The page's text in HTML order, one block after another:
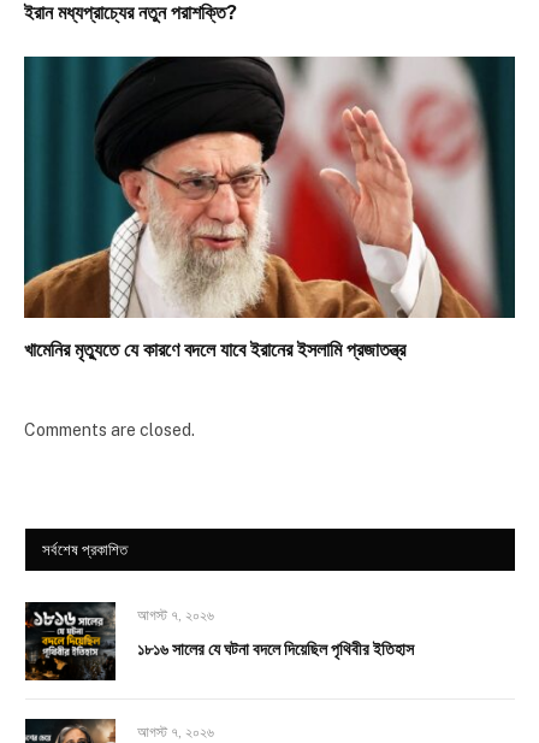
ইরান মধ্যপ্রাচ্যের নতুন পরাশক্তি?
খামেনির মৃত্যুতে যে কারণে বদলে যাবে ইরানের ইসলামি প্রজাতন্ত্র
Comments are closed.
সর্বশেষ প্রকাশিত
আগস্ট ৭, ২০২৬
১৮১৬ সালের যে ঘটনা বদলে দিয়েছিল পৃথিবীর ইতিহাস
আগস্ট ৭, ২০২৬